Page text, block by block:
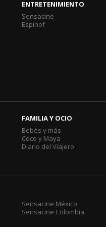
ENTRETENIMIENTO
Sensacine
Espinof
FAMILIA Y OCIO
Bebés y más
Coco y Maya
Diario del Viajero
Sensacine México
Sensacine Colombia